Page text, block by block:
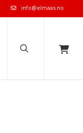
info@elmaas.no